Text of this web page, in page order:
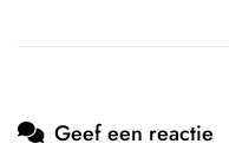
Geef een reactie